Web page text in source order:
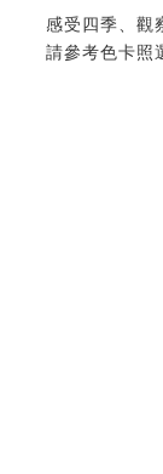
感受四季、觀
請參考色卡照